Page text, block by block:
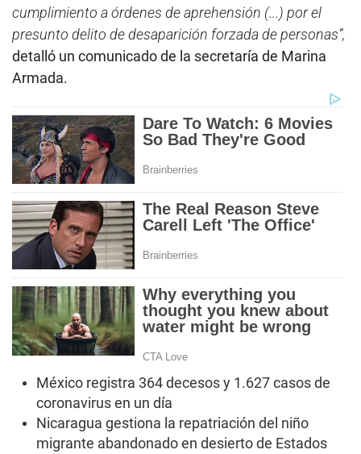
cumplimiento a órdenes de aprehensión (...) por el
presunto delito de desaparición forzada de personas”,
detalló un comunicado de la secretaría de Marina
Armada.
México registra 364 decesos y 1.627 casos de
coronavirus en un día
Nicaragua gestiona la repatriación del niño
migrante abandonado en desierto de Estados